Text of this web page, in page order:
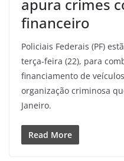
apura crimes
financeiro
Policiais Federais (PF)
terça-feira (22), para
financiamento de
organização criminosa
Janeiro.
Read More